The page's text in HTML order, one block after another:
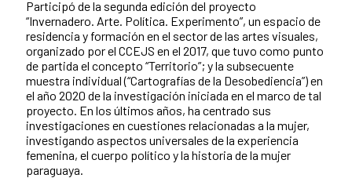
Participó de la segunda edición del proyecto
“Invernadero. Arte. Política. Experimento”, un espacio de
residencia y formación en el sector de las artes visuales,
organizado por el CCEJS en el 2017, que tuvo como punto
de partida el concepto “Territorio”; y la subsecuente
muestra individual (“Cartografías de la Desobediencia”) en
el año 2020 de la investigación iniciada en el marco de tal
proyecto. En los últimos años, ha centrado sus
investigaciones en cuestiones relacionadas a la mujer,
investigando aspectos universales de la experiencia
femenina, el cuerpo político y la historia de la mujer
paraguaya.